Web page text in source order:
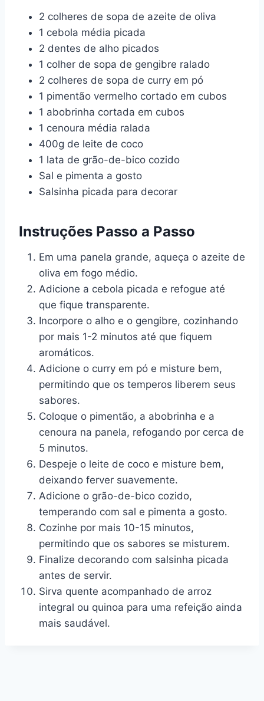
2 colheres de sopa de azeite de oliva
1 cebola média picada
2 dentes de alho picados
1 colher de sopa de gengibre ralado
2 colheres de sopa de curry em pó
1 pimentão vermelho cortado em cubos
1 abobrinha cortada em cubos
1 cenoura média ralada
400g de leite de coco
1 lata de grão-de-bico cozido
Sal e pimenta a gosto
Salsinha picada para decorar
Instruções Passo a Passo
Em uma panela grande, aqueça o azeite de
oliva em fogo médio.
Adicione a cebola picada e refogue até
que fique transparente.
Incorpore o alho e o gengibre, cozinhando
por mais 1-2 minutos até que fiquem
aromáticos.
Adicione o curry em pó e misture bem,
permitindo que os temperos liberem seus
sabores.
Coloque o pimentão, a abobrinha e a
cenoura na panela, refogando por cerca de
5 minutos.
Despeje o leite de coco e misture bem,
deixando ferver suavemente.
Adicione o grão-de-bico cozido,
temperando com sal e pimenta a gosto.
Cozinhe por mais 10-15 minutos,
permitindo que os sabores se misturem.
Finalize decorando com salsinha picada
antes de servir.
Sirva quente acompanhado de arroz
integral ou quinoa para uma refeição ainda
mais saudável.